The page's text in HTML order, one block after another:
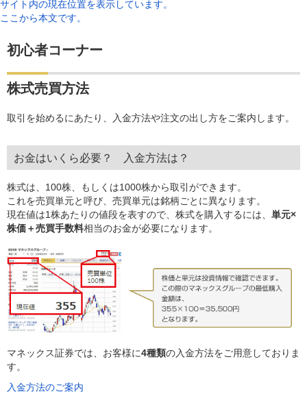
サイト内の現在位置を表示しています。
ここから本文です。
初心者コーナー
株式売買方法
取引を始めるにあたり、入金方法や注文の出し方をご案内します。
お金はいくら必要？ 入金方法は？
株式は、100株、もしくは1000株から取引ができます。
これを売買単元と呼び、売買単元は銘柄ごとに異なります。
現在値は1株あたりの値段を表すので、株式を購入するには、 単元×
株価＋売買手数料相当のお金が必要になります。
マネックス証券では、お客様に4種類の入金方法をご用意しておりま
す。
入金方法のご案内